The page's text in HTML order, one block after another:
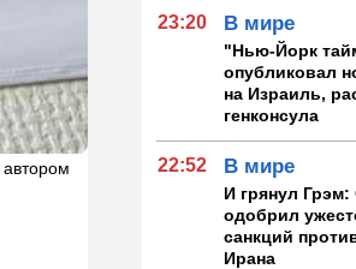
23:20 В мире
"Нью-Йорк
опубликовал
на Израиль,
генконсула
22:52 В мире
И грянул
одобрил
санкций
Ирана